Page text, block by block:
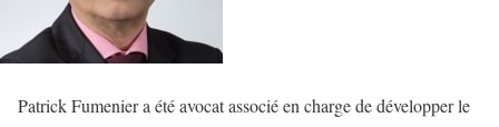
Patrick Fumenier a été avocat associé en charge de développer le